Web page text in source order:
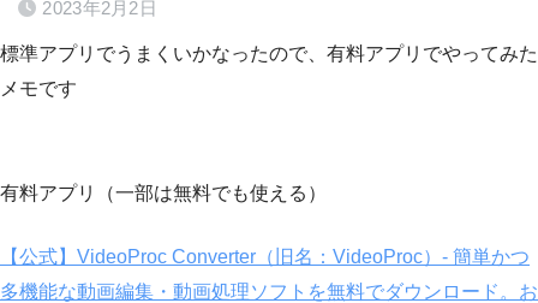
2023年2月2日
標準アプリでうまくいかなったので、有料アプリでやってみた
メモです
有料アプリ（一部は無料でも使える）
【公式】VideoProc Converter（旧名：VideoProc）- 簡単かつ
多機能な動画編集・動画処理ソフトを無料でダウンロード。お